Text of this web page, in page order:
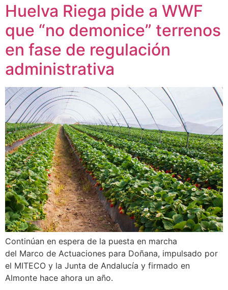
Huelva Riega pide a WWF
que “no demonice” terrenos
en fase de regulación
administrativa
Continúan en espera de la puesta en marcha
del Marco de Actuaciones para Doñana, impulsado por
el MITECO y la Junta de Andalucía y firmado en
Almonte hace ahora un año.